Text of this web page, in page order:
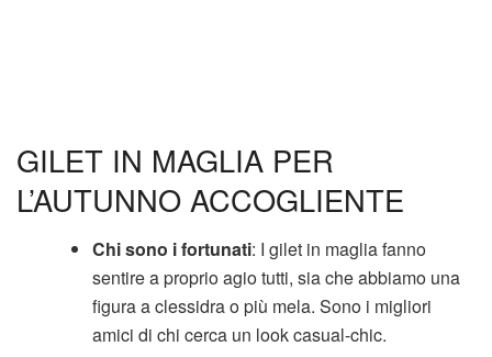
GILET IN MAGLIA PER
L’AUTUNNO ACCOGLIENTE
Chi sono i fortunati: I gilet in maglia fanno
sentire a proprio agio tutti, sia che abbiamo una
figura a clessidra o più mela. Sono i migliori
amici di chi cerca un look casual-chic.